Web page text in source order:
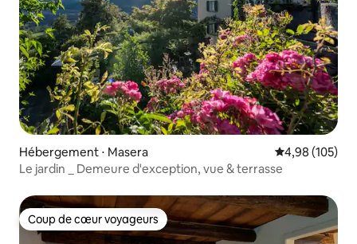
Hébergement ⋅ Masera Évaluation
4,98 (105)
Le jardin _ Demeure d'exception, vue & terrasse
Coup de cœur voyageurs
Coup de cœur voyageurs